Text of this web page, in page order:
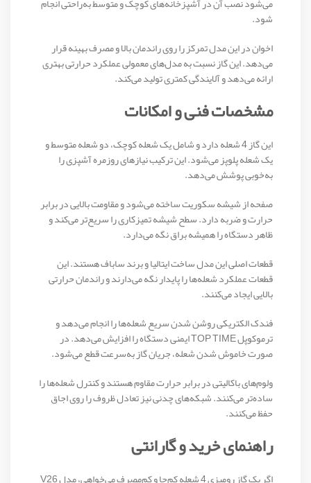
شود.
اخوان در این مدل تمرکز را روی راندمان بالا و مصرف بهینه قرار
می‌دهد. این گاز نسبت به مدل‌های معمولی عملکرد حرارتی بهتری
ارائه می‌دهد و آلایندگی کمتری تولید می‌کند.
مشخصات فنی و امکانات
این گاز 4 شعله دارد و شامل یک شعله کوچک، دو شعله متوسط و
یک شعله پلوپز می‌شود. این ترکیب نیازهای روزمره آشپزی را
به‌خوبی پوشش می‌دهد.
صفحه از شیشه سکوریت ساخته می‌شود و مقاومت بالایی در برابر
حرارت و ضربه دارد. سطح شیشه تمیزکاری را سریع‌تر می‌کند و
ظاهر دستگاه را همیشه براق نگه می‌دارد.
قطعات اصلی این مدل ساخت ایتالیا و برند ساباف هستند. این
قطعات عملکرد شعله‌ها را پایدار نگه می‌دارند و راندمان حرارتی
بالایی ایجاد می‌کنند.
فندک الکتریکی روشن شدن سریع شعله‌ها را انجام می‌دهد و
ترموکوپل TOP TIME ایمنی دستگاه را افزایش می‌دهد. در
صورت خاموش شدن شعله، جریان گاز به‌سرعت قطع می‌شود.
ولوم‌های باکالیتی در برابر حرارت مقاوم هستند و کنترل شعله‌ها را
ساده‌تر می‌کنند. شبکه‌های چدنی نیز تعادل ظروف را روی اجاق
حفظ می‌کنند.
راهنمای خرید و گارانتی
اگر یک گاز رومیزی 4 شعله کم‌جا و کم‌مصرف می‌خواهی، مدل V26